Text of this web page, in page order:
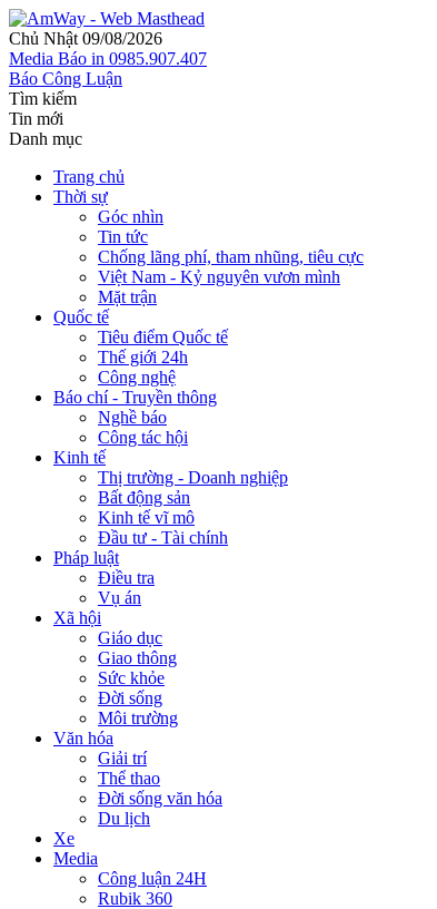
Chủ Nhật 09/08/2026
Media Báo in 0985.907.407
Báo Công Luận
Tìm kiếm
Tin mới
Danh mục
Trang chủ
Thời sự
Góc nhìn
Tin tức
Chống lãng phí, tham nhũng, tiêu cực
Việt Nam - Kỷ nguyên vươn mình
Mặt trận
Quốc tế
Tiêu điểm Quốc tế
Thế giới 24h
Công nghệ
Báo chí - Truyền thông
Nghề báo
Công tác hội
Kinh tế
Thị trường - Doanh nghiệp
Bất động sản
Kinh tế vĩ mô
Đầu tư - Tài chính
Pháp luật
Điều tra
Vụ án
Xã hội
Giáo dục
Giao thông
Sức khỏe
Đời sống
Môi trường
Văn hóa
Giải trí
Thể thao
Đời sống văn hóa
Du lịch
Xe
Media
Công luận 24H
Rubik 360